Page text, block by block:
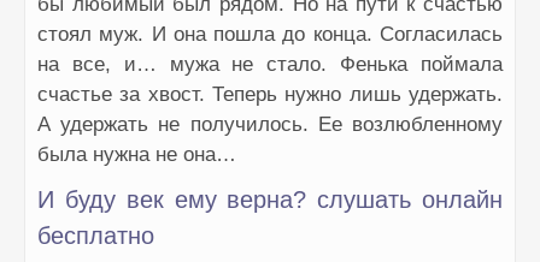
стоял муж. И она пошла до конца. Согласилась
на все, и… мужа не стало. Фенька поймала
счастье за хвост. Теперь нужно лишь удержать.
А удержать не получилось. Ее возлюбленному
была нужна не она…
И буду век ему верна? слушать онлайн
бесплатно